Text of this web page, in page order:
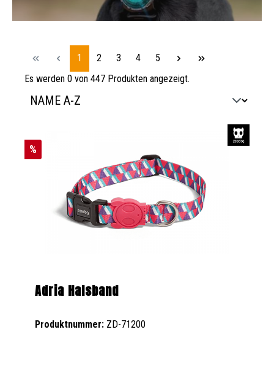
Seite
1 Seite
2 Seite
3 Seite
4 Seite
5
Es werden 0 von 447 Produkten angezeigt.
%
Adria Halsband
Produktnummer: ZD-71200